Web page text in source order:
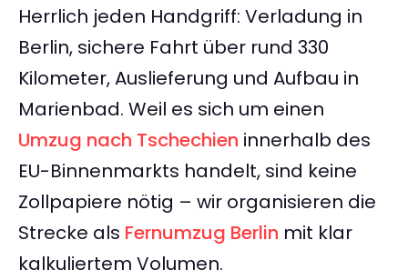
Herrlich jeden Handgriff: Verladung in
Berlin, sichere Fahrt über rund 330
Kilometer, Auslieferung und Aufbau in
Marienbad. Weil es sich um einen
Umzug nach Tschechien innerhalb des
EU-Binnenmarkts handelt, sind keine
Zollpapiere nötig – wir organisieren die
Strecke als Fernumzug Berlin mit klar
kalkuliertem Volumen.